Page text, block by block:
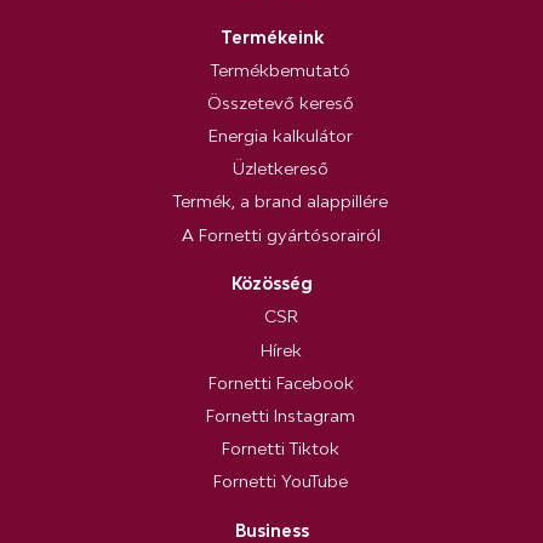
Termékeink
Termékbemutató
Összetevő kereső
Energia kalkulátor
Üzletkereső
Termék, a brand alappillére
A Fornetti gyártósorairól
Közösség
CSR
Hírek
Fornetti Facebook
Fornetti Instagram
Fornetti Tiktok
Fornetti YouTube
Business